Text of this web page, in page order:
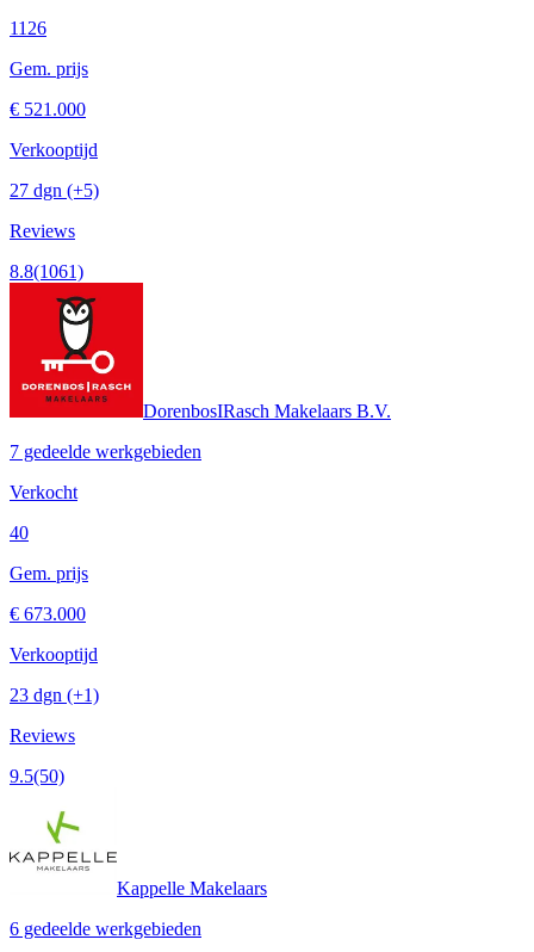
1126
Gem. prijs
€ 521.000
Verkooptijd
27 dgn (+5)
Reviews
8.8(1061)
DorenbosIRasch Makelaars B.V.
7 gedeelde werkgebieden
Verkocht
40
Gem. prijs
€ 673.000
Verkooptijd
23 dgn (+1)
Reviews
9.5(50)
Kappelle Makelaars
6 gedeelde werkgebieden